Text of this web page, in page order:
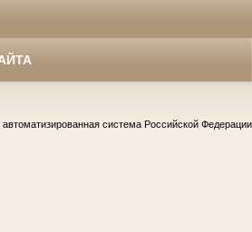
автоматизированная система Российской